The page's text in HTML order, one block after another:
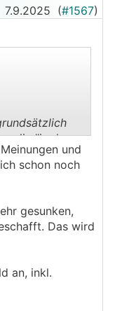
7.9.2025 (#1567)
die "in der
niemals
reicht,
die
in der
und es
zu hoch,
und
schon noch
gesunken,
Das wird
an, inkl.